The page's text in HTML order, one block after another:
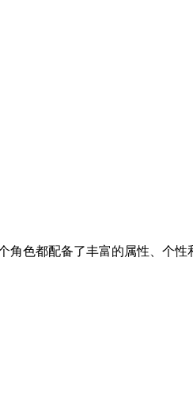
色都配备了丰富的属性、个